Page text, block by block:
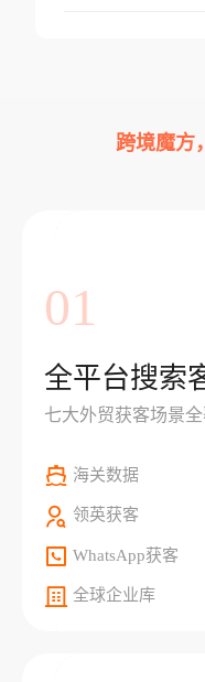
跨境魔方，
01
全平台搜索
七大外贸获客场景
海关数据
领英获客
WhatsApp获客
全球企业库